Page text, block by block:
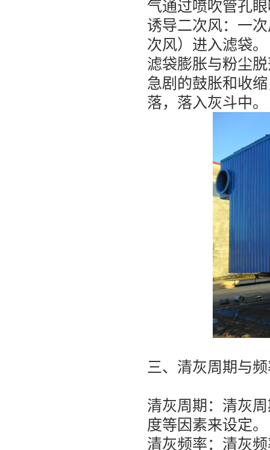
气通过喷吹管孔
诱导二次风：一
次风）进入滤袋。
滤袋膨胀与粉尘
急剧的鼓胀和收
落，落入灰斗中。
三、清灰周期与
清灰周期：清灰
度等因素来设定。
清灰频率：清灰